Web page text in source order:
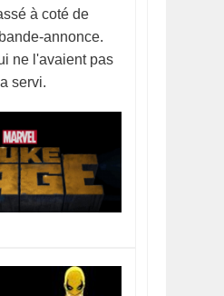
à coté de
annonce.
ne l'avaient pas
servi.